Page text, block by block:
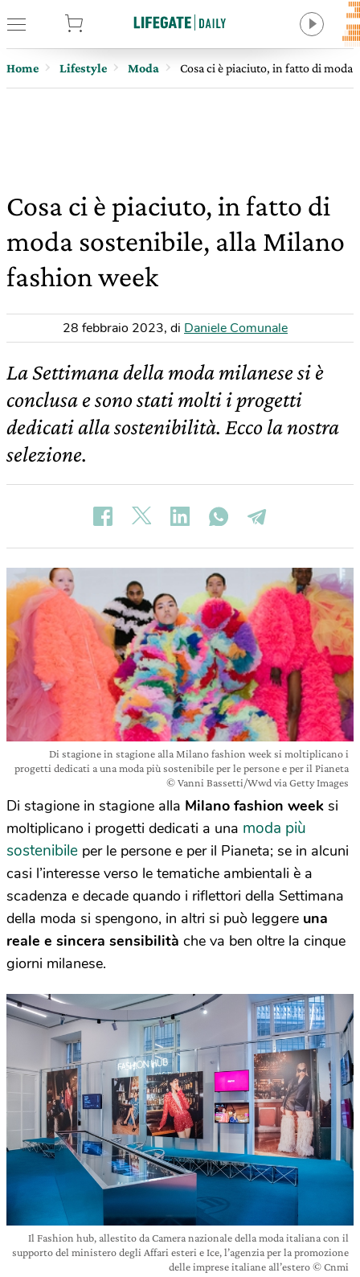
Home Lifestyle Moda Cosa ci è piaciuto, in fatto di
Cosa ci è piaciuto, in fatto di
moda sostenibile, alla Milano
fashion week
28 febbraio 2023, di Daniele Comunale
La Settimana della moda milanese si è
conclusa e sono stati molti i progetti
dedicati alla sostenibilità. Ecco la nostra
selezione.
Di stagione in stagione alla Milano fashion week si moltiplicano i
progetti dedicati a una moda più sostenibile per le persone e per il Pianeta
© Vanni Bassetti/Wwd via Getty Images
Di stagione in stagione alla Milano fashion week si
moltiplicano i progetti dedicati a una moda più
sostenibile per le persone e per il Pianeta; se in alcuni
casi l’interesse verso le tematiche ambientali è a
scadenza e decade quando i riflettori della Settimana
della moda si spengono, in altri si può leggere una
reale e sincera sensibilità che va ben oltre la cinque
giorni milanese.
Il Fashion hub, allestito da Camera nazionale della moda italiana con il
supporto del ministero degli Affari esteri e Ice, l’agenzia per la promozione
delle imprese italiane all’estero © Cnmi